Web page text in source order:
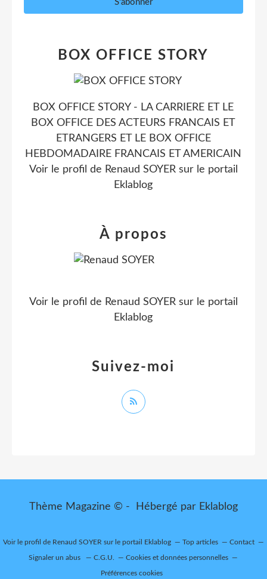
BOX OFFICE STORY
BOX OFFICE STORY - LA CARRIERE ET LE
BOX OFFICE DES ACTEURS FRANCAIS ET
ETRANGERS ET LE BOX OFFICE
HEBDOMADAIRE FRANCAIS ET AMERICAIN
Voir le profil de Renaud SOYER sur le portail
Eklablog
Suivez-moi
À propos
Voir le profil de Renaud SOYER sur le portail
Eklablog
Thème Magazine © - Hébergé par Eklablog
Voir le profil de Renaud SOYER sur le portail Eklablog Top articles Contact
Signaler un abus C.G.U. Cookies et données personnelles
Préférences cookies